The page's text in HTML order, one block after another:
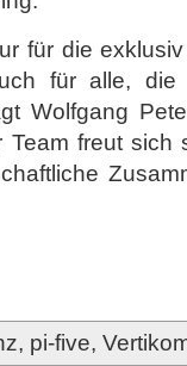
für die
für alle, die
Wolfgang
Team freut
, pi-five,